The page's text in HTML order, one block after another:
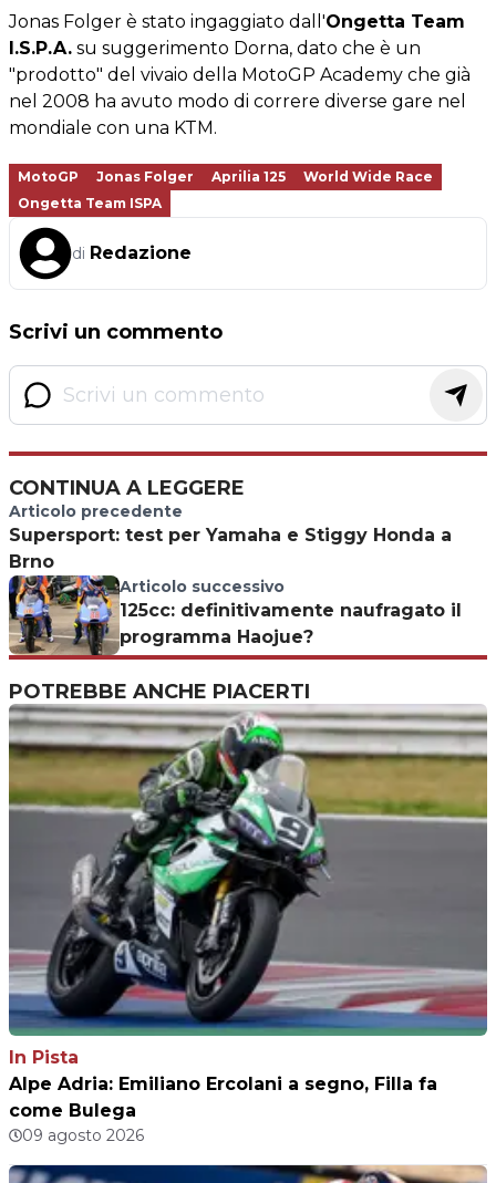
Jonas Folger è stato ingaggiato dall'Ongetta Team
I.S.P.A. su suggerimento Dorna, dato che è un
"prodotto" del vivaio della MotoGP Academy che già
nel 2008 ha avuto modo di correre diverse gare nel
mondiale con una KTM.
MotoGP Jonas Folger Aprilia 125
World Wide Race
Ongetta Team ISPA
di Redazione
Scrivi un commento
CONTINUA A LEGGERE
Articolo precedente
Supersport: test per Yamaha e Stiggy Honda a
Brno
Articolo successivo
125cc: definitivamente naufragato il
programma Haojue?
POTREBBE ANCHE PIACERTI
In Pista
Alpe Adria: Emiliano Ercolani a segno, Filla fa
come Bulega
09 agosto 2026